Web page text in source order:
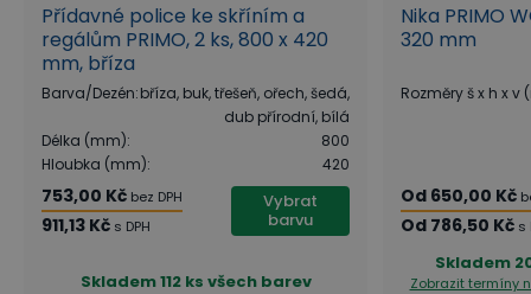
pocit domácí atmosféry, kterou na svém
pracovišti určitě oceníte. Díky širokému výběru a
každodenní praktičnosti tak tvoří kolekce PRIMO
WOOD ideální nábytek pro kanceláře, lékařské
ordinace i domácí pracovny, kde je kladen důraz
zejména na přírodní vzhled nábytku.
Inspirujte se našimi návrhy
Přídavné police ke skříním a
regálům PRIMO, 2 ks, 800 x 420
mm, bříza
Barva/Dezén:bříza, buk, třešeň, ořech, šedá,
dub přírodní, bílá
Délka (mm):
800
Hloubka (mm): 420
753,00 Kč bez DPH
911,13 Kč s DPH
Vybrat
barvu
Skladem112 ks všech barev
Nika PRIMO
320 mm
Rozměry š x h x v
Od 650,00 Kč
Od 786,50 Kč s
Skladem
Zobrazit termíny